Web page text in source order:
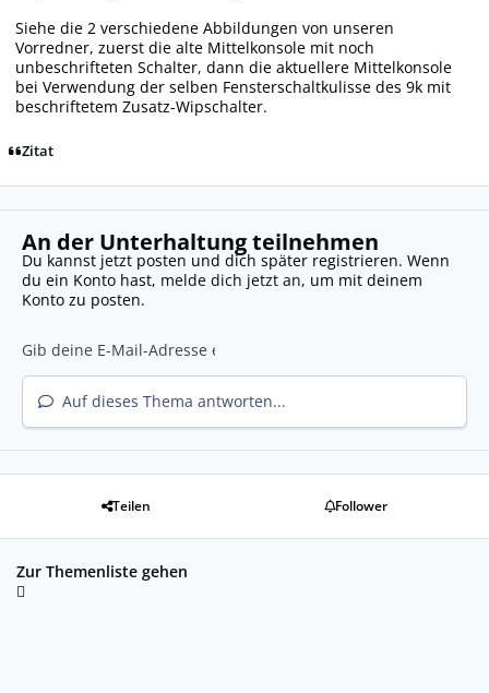
Siehe die 2 verschiedene Abbildungen von unseren
Vorredner, zuerst die alte Mittelkonsole mit noch
unbeschrifteten Schalter, dann die aktuellere Mittelkonsole
bei Verwendung der selben Fensterschaltkulisse des 9k mit
beschriftetem Zusatz-Wipschalter.
Zitat
An der Unterhaltung teilnehmen
Du kannst jetzt posten und dich später registrieren. Wenn
du ein Konto hast, melde dich jetzt an, um mit deinem
Konto zu posten.
Auf dieses Thema antworten...
Teilen Follower
Zur Themenliste gehen